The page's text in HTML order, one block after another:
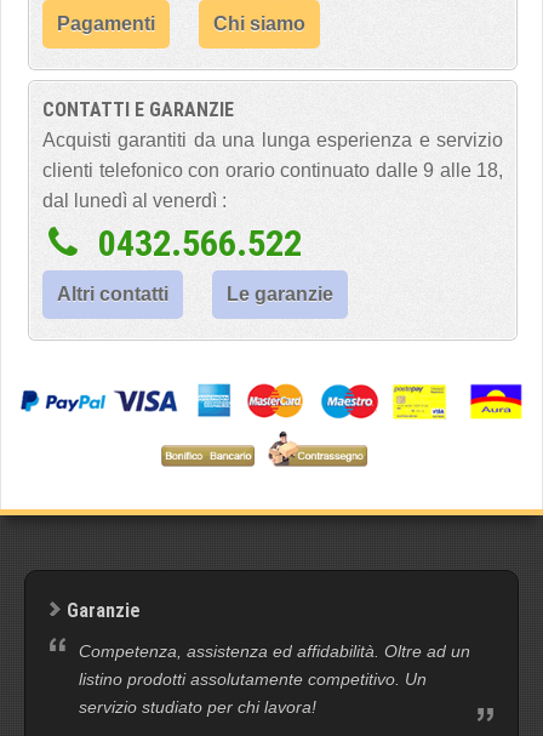
Pagamenti Chi siamo
CONTATTI E GARANZIE
Acquisti garantiti da una lunga esperienza e servizio
clienti telefonico con orario continuato dalle 9 alle 18,
dal lunedì al venerdì :
0432.566.522
Altri contatti Le garanzie
Garanzie
Competenza, assistenza ed affidabilità. Oltre ad un
listino prodotti assolutamente competitivo. Un
servizio studiato per chi lavora!